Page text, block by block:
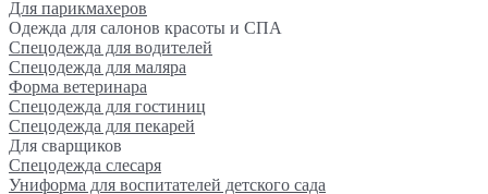
Для парикмахеров
Одежда для салонов красоты и СПА
Спецодежда для водителей
Спецодежда для маляра
Форма ветеринара
Спецодежда для гостиниц
Спецодежда для пекарей
Для сварщиков
Спецодежда слесаря
Униформа для воспитателей детского сада